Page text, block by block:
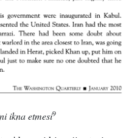
ikna etmesi9